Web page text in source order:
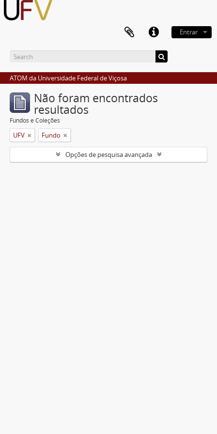
Entrar
ATOM da Universidade Federal de Viçosa
Não foram encontrados
resultados
Fundos e Coleções
UFV Fundo
Opções de pesquisa avançada